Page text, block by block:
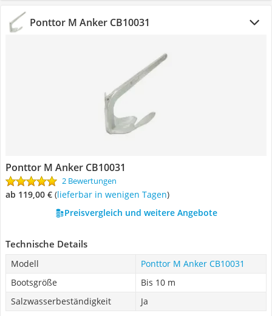
Ponttor M Anker CB10031
Ponttor M Anker CB10031
2 Bewertungen
ab 119,00 € ( Lieferbar in wenigen Tagen)
Preisvergleich und weitere Angebote
Technische Details
Modell
Ponttor M Anker CB10031
Bootsgröße
Bis 10 m
Salzwasserbeständigkeit
Ja